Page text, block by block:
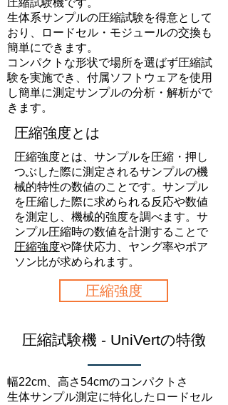
圧縮試験機です。
生体系サンプルの圧縮試験を得意として
おり、ロードセル・モジュールの交換も
簡単にできます。
コンパクトな形状で場所を選ばず圧縮試
験を実施でき、付属ソフトウェアを使用
し簡単に測定サンプルの分析・解析がで
きます。
圧縮強度とは
圧縮強度とは、サンプルを圧縮・押し
つぶした際に測定されるサンプルの機
械的特性の数値のことです。サンプル
を圧縮した際に求められる反応や数値
を測定し、機械的強度を調べます。サ
ンプル圧縮時の数値を計測することで
圧縮強度や降伏応力、ヤング率やポア
ソン比が求められます。
圧縮強度
圧縮試験機 - UniVertの特徴
幅22cm、高さ54cmのコンパクトさ
生体サンプル測定に特化したロードセル